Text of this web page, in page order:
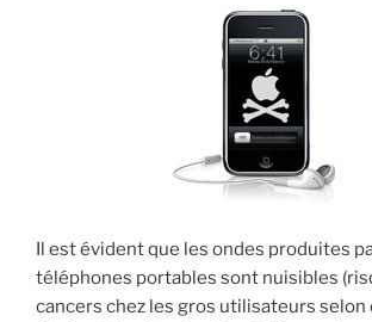
Il est évident que les ondes produites
téléphones portables sont nuisibles
cancers chez les gros utilisateurs selon